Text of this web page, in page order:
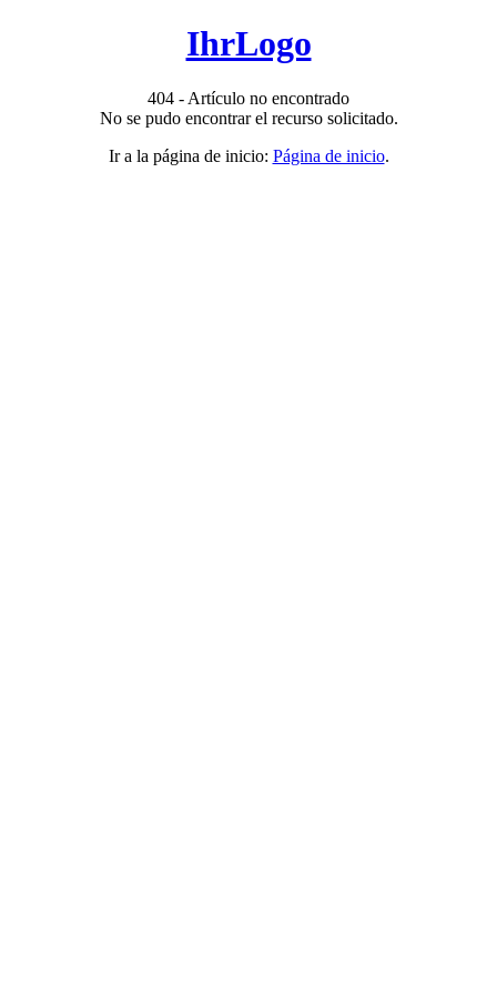
IhrLogo
404 - Artículo no encontrado
No se pudo encontrar el recurso solicitado.
Ir a la página de inicio: Página de inicio.